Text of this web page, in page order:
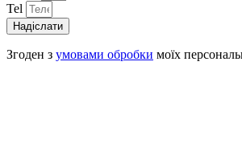
Tel
Надіслати
Згоден з умовами обробки моїх